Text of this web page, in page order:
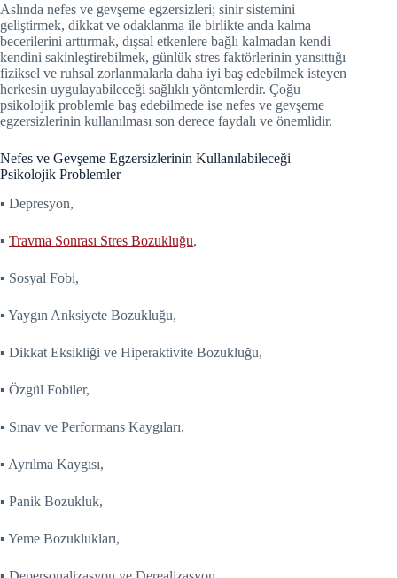
Aslında nefes ve gevşeme egzersizleri; sinir sistemini
geliştirmek, dikkat ve odaklanma ile birlikte anda kalma
becerilerini arttırmak, dışsal etkenlere bağlı kalmadan kendi
kendini sakinleştirebilmek, günlük stres faktörlerinin yansıttığı
fiziksel ve ruhsal zorlanmalarla daha iyi baş edebilmek isteyen
herkesin uygulayabileceği sağlıklı yöntemlerdir. Çoğu
psikolojik problemle baş edebilmede ise nefes ve gevşeme
egzersizlerinin kullanılması son derece faydalı ve önemlidir.
Nefes ve Gevşeme Egzersizlerinin Kullanılabileceği
Psikolojik Problemler
▪ Depresyon,
▪ Travma Sonrası Stres Bozukluğu,
▪ Sosyal Fobi,
▪ Yaygın Anksiyete Bozukluğu,
▪ Dikkat Eksikliği ve Hiperaktivite Bozukluğu,
▪ Özgül Fobiler,
▪ Sınav ve Performans Kaygıları,
▪ Ayrılma Kaygısı,
▪ Panik Bozukluk,
▪ Yeme Bozuklukları,